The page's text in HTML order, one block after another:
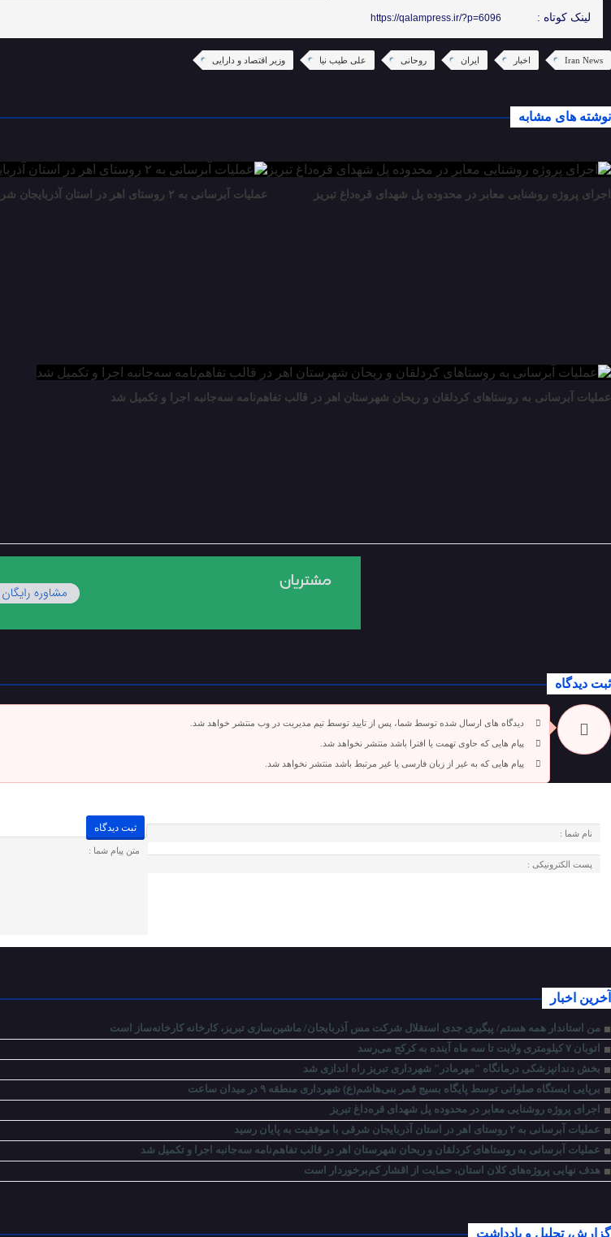
لینک کوتاه : https://qalampress.ir/?p=6096
Iran News اخبار ایران روحانی علی طیب نیا وزیر اقتصاد و دارایی
نوشته های مشابه
اجرای پروژه روشنایی معابر در محدوده پل شهدای قره‌داغ تبریز عملیات آبرسانی به ۲ روستای اهر در استان آذربایجان شرقی با موفقیت به پایان رسید
عملیات آبرسانی به روستاهای کردلقان و ریحان شهرستان اهر در قالب تفاهم‌نامه سه‌جانبه اجرا و تکمیل شد
ثبت دیدگاه
دیدگاه های ارسال شده توسط شما، پس از تایید توسط تیم مدیریت در وب منتشر خواهد شد.
پیام هایی که حاوی تهمت یا افترا باشد منتشر نخواهد شد.
پیام هایی که به غیر از زبان فارسی یا غیر مرتبط باشد منتشر نخواهد شد.
آخرین اخبار
من استاندار همه هستم/ پیگیری جدی استقلال شرکت مس آذربایجان/ ماشین‌سازی تبریز، کارخانه کارخانه‌ساز است
اتوبان ۷ کیلومتری ولایت تا سه ماه آینده به کرکج می‌رسد
بخش دندانپزشکی درمانگاه "مهرمادر" شهرداری تبریز راه اندازی شد
برپایی ایستگاه صلواتی توسط پایگاه بسیج قمر بنی‌هاشم(ع) شهرداری منطقه ۹ در میدان ساعت
اجرای پروژه روشنایی معابر در محدوده پل شهدای قره‌داغ تبریز
عملیات آبرسانی به ۲ روستای اهر در استان آذربایجان شرقی با موفقیت به پایان رسید
عملیات آبرسانی به روستاهای کردلقان و ریحان شهرستان اهر در قالب تفاهم‌نامه سه‌جانبه اجرا و تکمیل شد
هدف نهایی پروژه‌های کلان استان، حمایت از اقشار کم‌برخوردار است
گزارش، تحلیل و یادداشت